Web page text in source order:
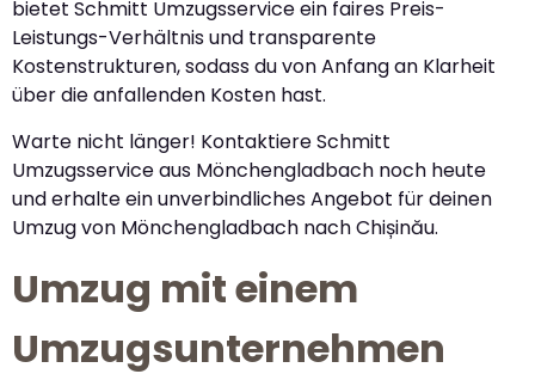
bietet Schmitt Umzugsservice ein faires Preis-
Leistungs-Verhältnis und transparente
Kostenstrukturen, sodass du von Anfang an Klarheit
über die anfallenden Kosten hast.
Warte nicht länger! Kontaktiere Schmitt
Umzugsservice aus Mönchengladbach noch heute
und erhalte ein unverbindliches Angebot für deinen
Umzug von Mönchengladbach nach Chișinău.
Umzug mit einem
Umzugsunternehmen